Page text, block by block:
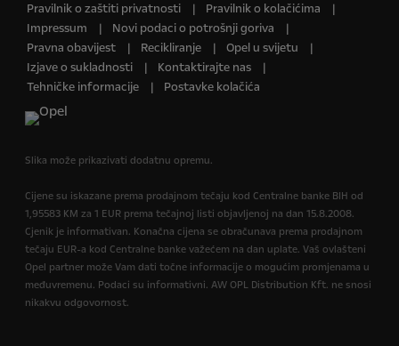
Pravilnik o zaštiti privatnosti
Pravilnik o kolačićima
Impressum
Novi podaci o potrošnji goriva
Pravna obavijest
Recikliranje
Opel u svijetu
Izjave o sukladnosti
Kontaktirajte nas
Tehničke informacije
Postavke kolačića
Slika može prikazivati dodatnu opremu.
Cijene su iskazane prema prodajnom tečaju kod Centralne banke BIH od
1,95583 KM za 1 EUR prema tečajnoj listi objavljenoj na dan 15.8.2008.
Cjenik je informativan. Konačna cijena se obračunava prema prodajnom
tečaju EUR-a kod Centralne banke važećem na dan uplate. Vaš ovlašteni
Opel partner može Vam dati točne informacije o mogućim promjenama u
međuvremenu. Podaci su informativni. AW OPL Distribution Kft. ne snosi
nikakvu odgovornost.